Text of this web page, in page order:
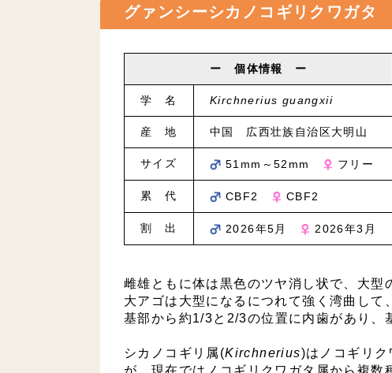
グァンシーシカノコギリクワガタ
ー 個体情報 ー
学 名 Kirchnerius guangxii
産 地 中国 広西壮族自治区大明山
サイズ 51mm～52mm フリー
累 代 CBF2 CBF2
割 出 2026年5月 2026年3月
雌雄ともに体は黒色のツヤ消し状で、大型
大アゴは大型になるにつれて強く湾曲して
基部から約1/3と2/3の位置に内歯があり、
シカノコギリ属(Kirchnerius)はノコギリク
が、現在ではノコギリクワガタ属から複数